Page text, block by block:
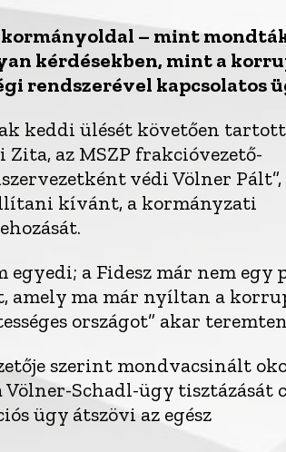
– mint
kérdésekben, mint a
rendszerével kapcsolatos
keddi ülését követően tartott
az MSZP frakcióvezető-
védi Völner Pált”,
kívánt, a kormányzati
a Fidesz már nem egy
amely ma már nyíltan a
országot” akar
szerint mondvacsinált
Schadl-ügy tisztázását
ügy átszövi az egész